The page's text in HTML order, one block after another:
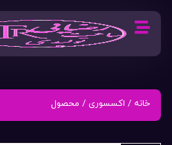
خانه / اکسسوری / محصول